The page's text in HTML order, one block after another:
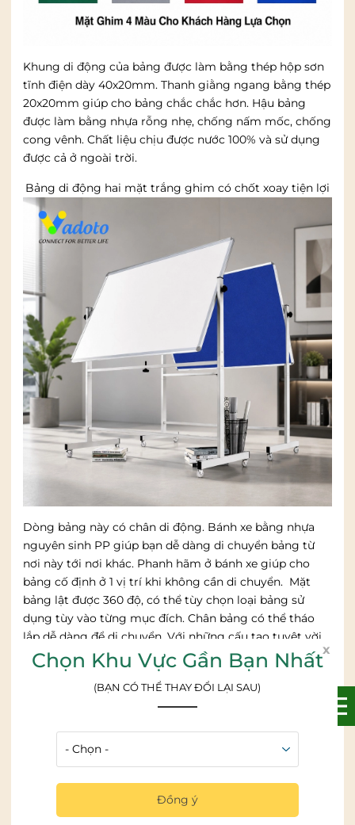
Khung di động của bảng được làm bằng thép hộp sơn
tĩnh điện dày 40x20mm. Thanh giằng ngang bằng thép
20x20mm giúp cho bảng chắc chắc hơn. Hậu bảng
được làm bằng nhựa rỗng nhẹ, chống nấm mốc, chống
cong vênh. Chất liệu chịu được nước 100% và sử dụng
được cả ở ngoài trời.
Bảng di động hai mặt trắng ghim có chốt xoay tiện lợi
Dòng bảng này có chân di động. Bánh xe bằng nhựa
nguyên sinh PP giúp bạn dễ dàng di chuyển bảng từ
nơi này tới nơi khác. Phanh hãm ở bánh xe giúp cho
bảng cố định ở 1 vị trí khi không cần di chuyển. Mặt
bảng lật được 360 độ, có thể tùy chọn loại bảng sử
dụng tùy vào từng mục đích. Chân bảng có thể tháo
lắp dễ dàng để di chuyển. Với những cấu tạo tuyệt vời
như vậy, chiếc bảng lật hai mặt đã trở thành công cụ
đắc lực cho các văn phòng.
Bảng lật hai mặt trắng ghim mang
đến sự tiện lợi cho văn phòng
Bảng lật hai mặt được nhiều khách hàng lựa chọn để
sử dụng trong các buổi thuyết trình, hội họp, đào tạo,
giới thiệu sản phẩm của công ty. Dòng bảng lật giúp
tăng hiệu quả cho công việc, gấp đôi diện tích sử dụng
x
Chọn Khu Vực Gần Bạn Nhất
(BẠN CÓ THỂ THAY ĐỔI LẠI SAU)
Đồng ý